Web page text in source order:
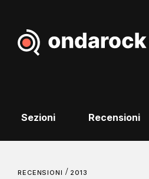
Sezioni Recensioni
RECENSIONI / 2013